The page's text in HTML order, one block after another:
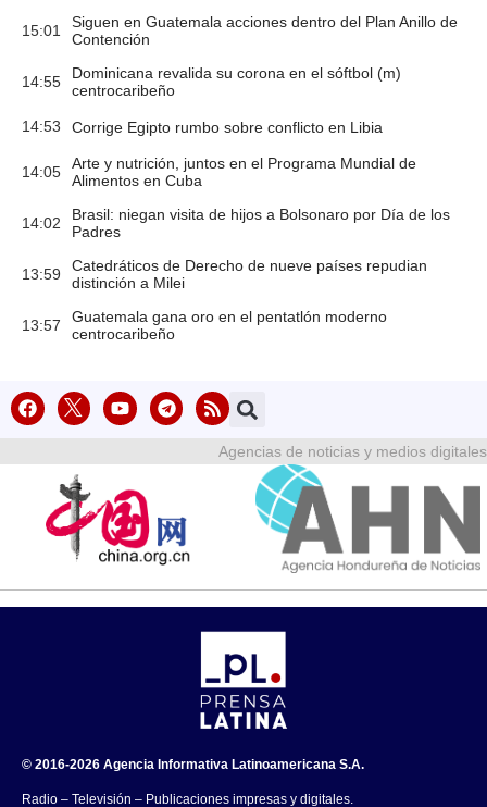
15:01
Siguen en Guatemala acciones dentro del Plan Anillo de
Contención
14:55
Dominicana revalida su corona en el sóftbol (m)
centrocaribeño
14:53 Corrige Egipto rumbo sobre conflicto en Libia
14:05
Arte y nutrición, juntos en el Programa Mundial de
Alimentos en Cuba
14:02
Brasil: niegan visita de hijos a Bolsonaro por Día de los
Padres
13:59
Catedráticos de Derecho de nueve países repudian
distinción a Milei
13:57
Guatemala gana oro en el pentatlón moderno
centrocaribeño
Agencias de noticias y medios digitales
© 2016-2026 Agencia Informativa Latinoamericana S.A.
Radio – Televisión – Publicaciones impresas y digitales.